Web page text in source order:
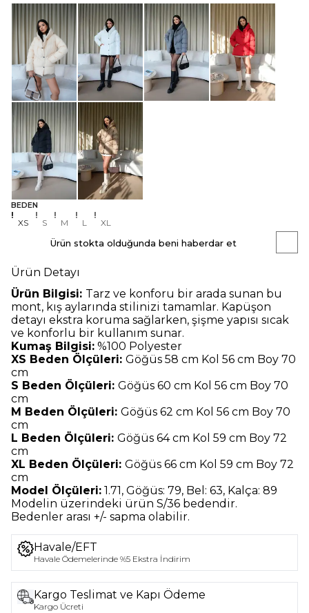
BEDEN
XS S M L XL
Ürün stokta olduğunda beni haberdar et
Ürün Detayı
Ürün Bilgisi: Tarz ve konforu bir arada sunan bu
mont, kış aylarında stilinizi tamamlar. Kapüşon
detayı ekstra koruma sağlarken, şişme yapısı sıcak
ve konforlu bir kullanım sunar.
Kumaş Bilgisi: %100 Polyester
XS Beden Ölçüleri: Göğüs 58 cm Kol 56 cm Boy 70
cm
S Beden Ölçüleri: Göğüs 60 cm Kol 56 cm Boy 70
cm
M Beden Ölçüleri: Göğüs 62 cm Kol 56 cm Boy 70
cm
L Beden Ölçüleri: Göğüs 64 cm Kol 59 cm Boy 72
cm
XL Beden Ölçüleri: Göğüs 66 cm Kol 59 cm Boy 72
cm
Model Ölçüleri: 1.71, Göğüs: 79, Bel: 63, Kalça: 89
Modelin üzerindeki ürün S/36 bedendir.
Bedenler arası +/- sapma olabilir.
Havale/EFT
Havale Ödemelerinde %5 Ekstra İndirim
Kargo Teslimat ve Kapı Ödeme
Kargo Ücreti